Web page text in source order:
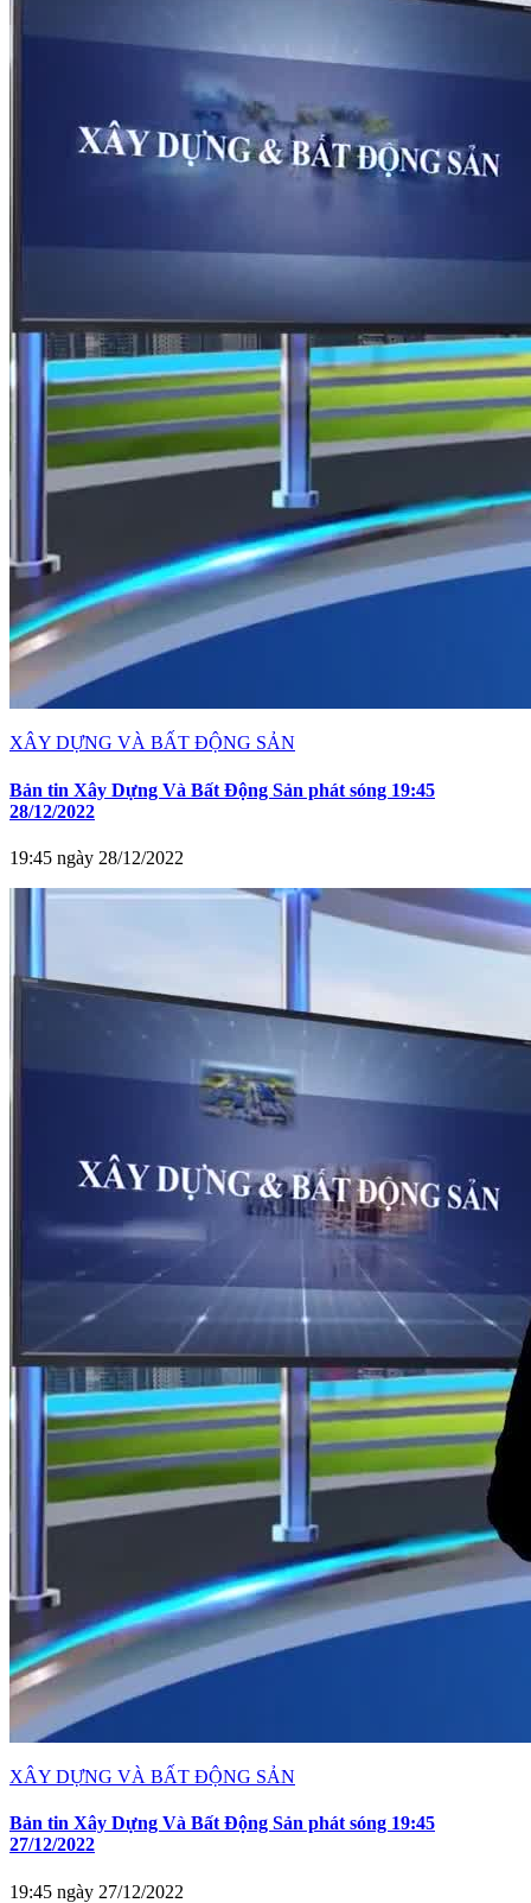
XÂY DỰNG VÀ BẤT ĐỘNG SẢN
Bản tin Xây Dựng Và Bất Động Sản phát sóng 19:45
28/12/2022
19:45 ngày 28/12/2022
XÂY DỰNG VÀ BẤT ĐỘNG SẢN
Bản tin Xây Dựng Và Bất Động Sản phát sóng 19:45
27/12/2022
19:45 ngày 27/12/2022